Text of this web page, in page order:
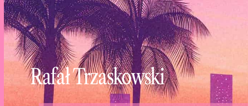
Rafał Trzaskowski